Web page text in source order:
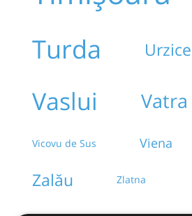
Turda
Vaslui
Vicovu de Sus Viena
Zalău Zlatna